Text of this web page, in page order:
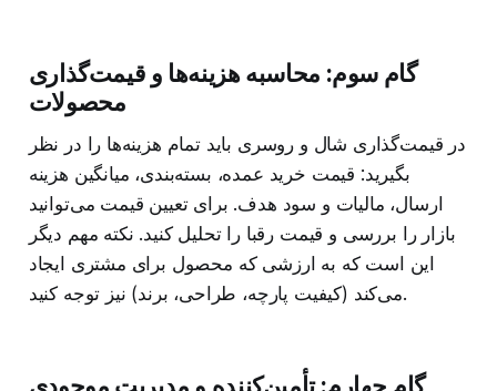
گام سوم: محاسبه هزینه‌ها و قیمت‌گذاری
محصولات
در قیمت‌گذاری شال و روسری باید تمام هزینه‌ها را در نظر
بگیرید: قیمت خرید عمده، بسته‌بندی، میانگین هزینه
ارسال، مالیات و سود هدف. برای تعیین قیمت می‌توانید
بازار را بررسی و قیمت رقبا را تحلیل کنید. نکته مهم دیگر
این است که به ارزشی که محصول برای مشتری ایجاد
می‌کند (کیفیت پارچه، طراحی، برند) نیز توجه کنید.
گام چهارم: تأمین‌کننده و مدیریت موجودی